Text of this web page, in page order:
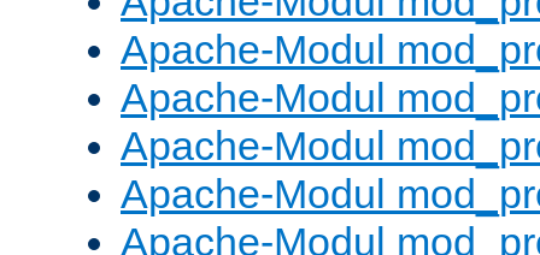
Apache-Modul
Apache-Modul
Apache-Modul
Apache-Modul
Apache-Modul